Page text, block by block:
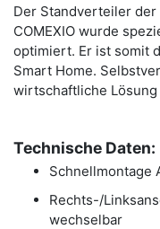
Der Standverteiler
COMEXIO wurde
optimiert. Er ist somit
Smart Home.
wirtschaftliche
Technische Daten:
Schnellmontage
Rechts-/
wechselbar